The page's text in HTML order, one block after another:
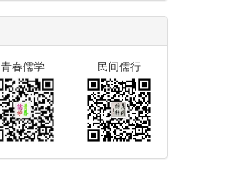
青春儒学 民间儒行